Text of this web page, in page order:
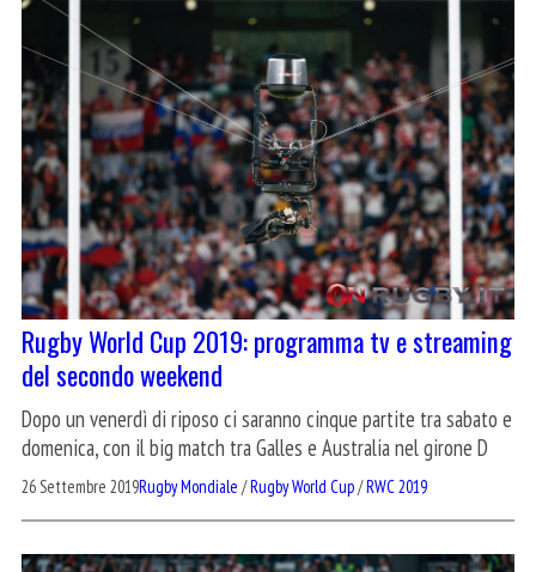
Rugby World Cup 2019: programma tv e streaming
del secondo weekend
Dopo un venerdì di riposo ci saranno cinque partite tra sabato e
domenica, con il big match tra Galles e Australia nel girone D
26 Settembre 2019Rugby Mondiale /Rugby World Cup/RWC 2019